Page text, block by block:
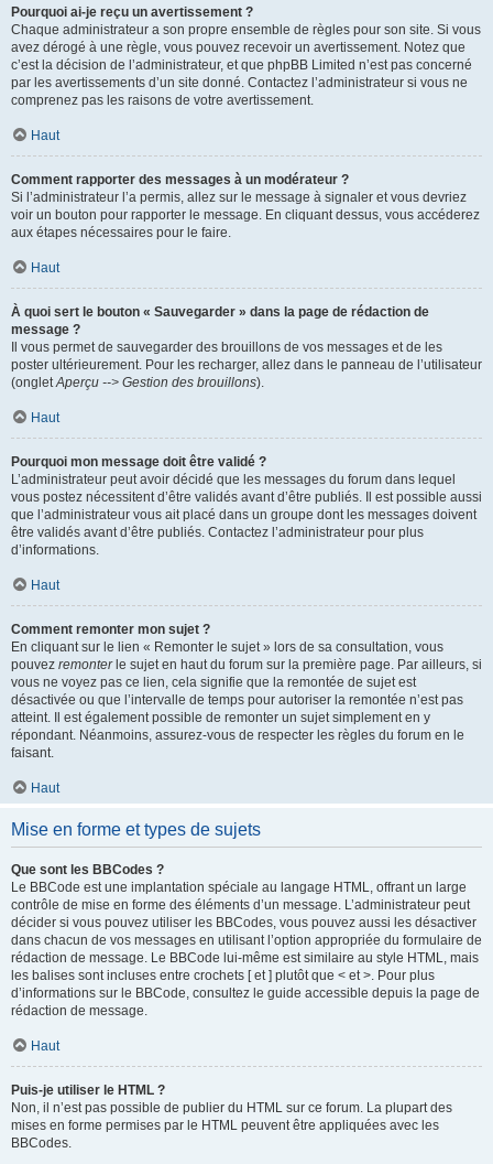
Pourquoi ai-je reçu un avertissement ?
Chaque administrateur a son propre ensemble de règles pour son site. Si vous
avez dérogé à une règle, vous pouvez recevoir un avertissement. Notez que
c’est la décision de l’administrateur, et que phpBB Limited n’est pas concerné
par les avertissements d’un site donné. Contactez l’administrateur si vous ne
comprenez pas les raisons de votre avertissement.
Haut
Comment rapporter des messages à un modérateur ?
Si l’administrateur l’a permis, allez sur le message à signaler et vous devriez
voir un bouton pour rapporter le message. En cliquant dessus, vous accéderez
aux étapes nécessaires pour le faire.
Haut
À quoi sert le bouton « Sauvegarder » dans la page de rédaction de
message ?
Il vous permet de sauvegarder des brouillons de vos messages et de les
poster ultérieurement. Pour les recharger, allez dans le panneau de l’utilisateur
(ongletAperçu --> Gestion des brouillons).
Haut
Pourquoi mon message doit être validé ?
L’administrateur peut avoir décidé que les messages du forum dans lequel
vous postez nécessitent d’être validés avant d’être publiés. Il est possible aussi
que l’administrateur vous ait placé dans un groupe dont les messages doivent
être validés avant d’être publiés. Contactez l’administrateur pour plus
d’informations.
Haut
Comment remonter mon sujet ?
En cliquant sur le lien « Remonter le sujet » lors de sa consultation, vous
pouvez remonterle sujet en haut du forum sur la première page. Par ailleurs, si
vous ne voyez pas ce lien, cela signifie que la remontée de sujet est
désactivée ou que l’intervalle de temps pour autoriser la remontée n’est pas
atteint. Il est également possible de remonter un sujet simplement en y
répondant. Néanmoins, assurez-vous de respecter les règles du forum en le
faisant.
Haut
Mise en forme et types de sujets
Que sont les BBCodes ?
Le BBCode est une implantation spéciale au langage HTML, offrant un large
contrôle de mise en forme des éléments d’un message. L’administrateur peut
décider si vous pouvez utiliser les BBCodes, vous pouvez aussi les désactiver
dans chacun de vos messages en utilisant l’option appropriée du formulaire de
rédaction de message. Le BBCode lui-même est similaire au style HTML, mais
les balises sont incluses entre crochets [ et ] plutôt que < et >. Pour plus
d’informations sur le BBCode, consultez le guide accessible depuis la page de
rédaction de message.
Haut
Puis-je utiliser le HTML ?
Non, il n’est pas possible de publier du HTML sur ce forum. La plupart des
mises en forme permises par le HTML peuvent être appliquées avec les
BBCodes.